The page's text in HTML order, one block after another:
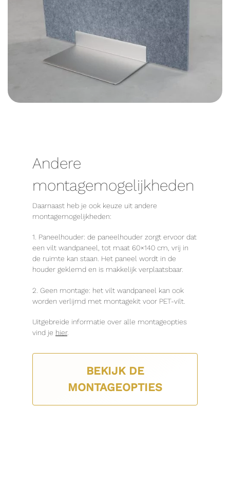
Andere
montagemogelijkheden
Daarnaast heb je ook keuze uit andere
montagemogelijkheden:
1. Paneelhouder: de paneelhouder zorgt ervoor dat
een vilt wandpaneel, tot maat 60×140 cm, vrij in
de ruimte kan staan. Het paneel wordt in de
houder geklemd en is makkelijk verplaatsbaar.
2. Geen montage: het vilt wandpaneel kan ook
worden verlijmd met montagekit voor PET-vilt.
Uitgebreide informatie over alle montageopties
vind je hier.
BEKIJK DE
MONTAGEOPTIES